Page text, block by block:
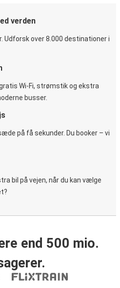
verden
Udforsk over 8.000 destinationer i
Wi-Fi, strømstik og ekstra
busser.
på få sekunder. Du booker – vi
bil på vejen, når du kan vælge
end 500 mio.